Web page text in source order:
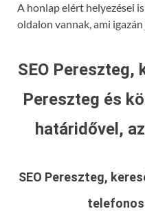
A honlap elért helyezései
oldalon vannak, ami
SEO Pereszteg,
Pereszteg és
határidővel,
SEO Pereszteg,